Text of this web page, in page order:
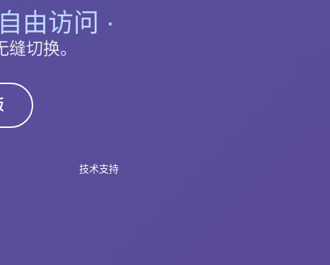
由访问 ·
切换。
技术支持